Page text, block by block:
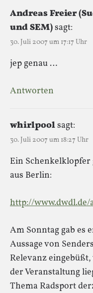
Andreas Freier
und SEM)sagt:
30. Juli 2007 um 17:17 Uhr
jep genau …
Antworten
whirlpoolsagt:
30. Juli 2007 um 18:27 Uhr
Ein Schenkelklopfer
aus Berlin:
http://www.dwdl.de/
Am Sonntag gab es
Aussage von
Relevanz
der Veranstaltung
Thema Radsport